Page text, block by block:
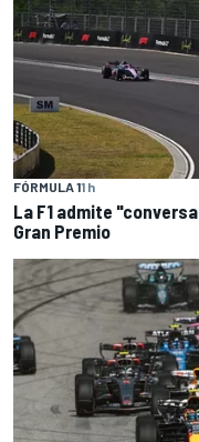
FÓRMULA 11 h
La F1 admite
Gran Premio